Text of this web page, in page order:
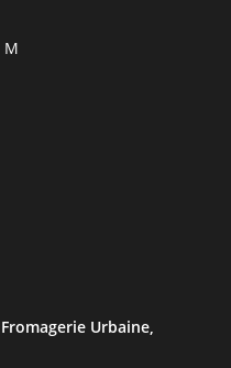
M
Urbaine,